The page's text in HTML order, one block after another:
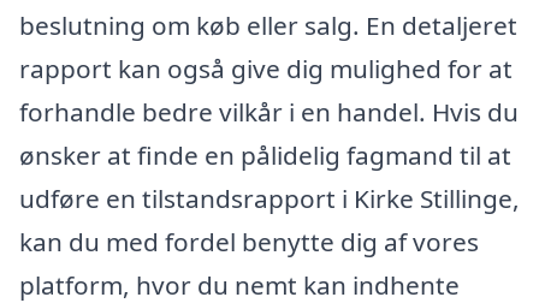
beslutning om køb eller salg. En detaljeret
rapport kan også give dig mulighed for at
forhandle bedre vilkår i en handel. Hvis du
ønsker at finde en pålidelig fagmand til at
udføre en tilstandsrapport i Kirke Stillinge,
kan du med fordel benytte dig af vores
platform, hvor du nemt kan indhente